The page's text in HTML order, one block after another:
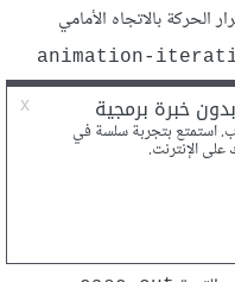
بالاتجاه الأمامي
animation-
الحركة من القيمة
وصولًا
نعود من القيمة100% إلى
على دورتين بالمجمل. تعمل
عند بدء الحركة
القيمة